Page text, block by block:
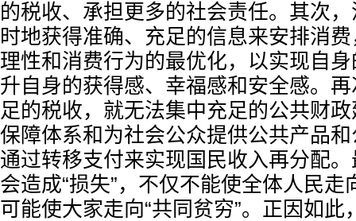
的税收、承担更多的社会责任。其次
时地获得准确、充足的信息来安排消
理性和消费行为的最优化，以实现自
升自身的获得感、幸福感和安全感。
足的税收，就无法集中充足的公共财
保障体系和为社会公众提供公共产品
通过转移支付来实现国民收入再分配
会造成“损失”，不仅不能使全体人民走
可能使大家走向“共同贫穷”。正因如此